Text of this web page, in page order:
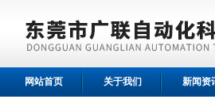
网站首页 关于我们 新闻资